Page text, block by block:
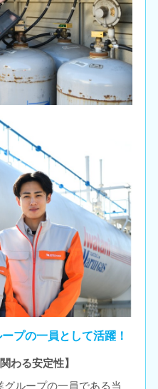
プの一員として活躍！
わる安定性】
ループの一員である当